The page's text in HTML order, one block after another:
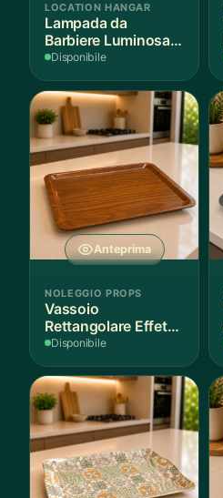
LOCATION HANGAR
Lampada da
Barbiere Luminosa
Rotante
Disponibile
Anteprima
NOLEGGIO PROPS
Vassoio
Rettangolare Effetto
Legno
Disponibile